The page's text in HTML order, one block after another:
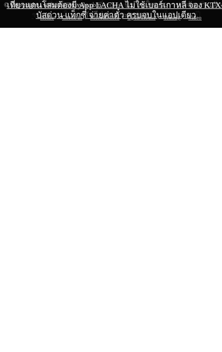
พัทยาไม่ได้มีแค่ทะเล เมื่อ “Event Tourism” เปลี่ยนเมือง
ชายหาดใกล้กรุงเทพฯ ให้กลับไปเที่ยวได้ตลอดปี
ริน แอท เรนทรี Tropical Garden นิยามใหม่สถานที่จัดงานลัก
ชัวรีย่านพระราม 9
เที่ยวแดนโสมต้องมี App LACHA ไม่ใช้เบอร์เกาหลี จอง
บัสด่วน แท็กซี่ จ่ายค่าตั๋ว ครบจบในแอปเดียว
© Copyright - www.more-lively.com
Home Check in More&More Open House Trendy Video